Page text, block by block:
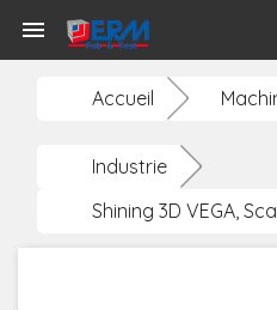

Accueil
Industrie
Shining 3D VEGA,